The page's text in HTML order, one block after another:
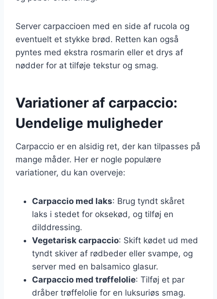
Server carpaccioen med en side af rucola og
eventuelt et stykke brød. Retten kan også
pyntes med ekstra rosmarin eller et drys af
nødder for at tilføje tekstur og smag.
Variationer af carpaccio:
Uendelige muligheder
Carpaccio er en alsidig ret, der kan tilpasses på
mange måder. Her er nogle populære
variationer, du kan overveje:
Carpaccio med laks: Brug tyndt skåret
laks i stedet for oksekød, og tilføj en
dilddressing.
Vegetarisk carpaccio: Skift kødet ud med
tyndt skiver af rødbeder eller svampe, og
server med en balsamico glasur.
Carpaccio med trøffelolie: Tilføj et par
dråber trøffelolie for en luksuriøs smag.